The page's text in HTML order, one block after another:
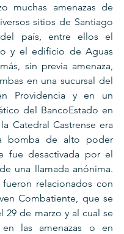
muchas amenazas de
sitios de Santiago​
país,​ entre ellos el
y el edificio de Aguas
sin previa amenaza,
en una sucursal del
Providencia y en un
del BancoEstado en
Catedral Castrense era
bomba de alto poder
fue desactivada por el
una llamada anónima.
fueron relacionados con
Combatiente, que se
29 de marzo y al cual se
las amenazas o en